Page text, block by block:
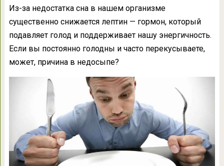
Из-за недостатка сна в нашем организме
существенно снижается лептин — гормон, который
подавляет голод и поддерживает нашу энергичность.
Если вы постоянно голодны и часто перекусываете,
может, причина в недосыпе?